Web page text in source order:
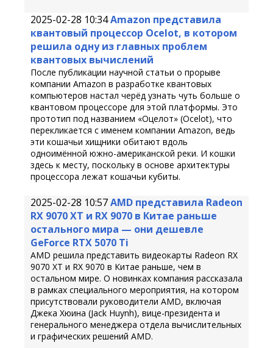
2025-02-28 10:34Amazon представила
квантовый процессор Ocelot, в котором
решила одну из главных проблем
квантовых вычислений
После публикации научной статьи о прорыве
компании Amazon в разработке квантовых
компьютеров настал черёд узнать чуть больше о
квантовом процессоре для этой платформы. Это
прототип под названием «Оцелот» (Ocelot), что
перекликается с именем компании Amazon, ведь
эти кошачьи хищники обитают вдоль
одноимённой южно-американской реки. И кошки
здесь к месту, поскольку в основе архитектуры
процессора лежат кошачьи кубиты.
2025-02-28 10:57AMD представила Radeon
RX 9070 XT и RX 9070 в Китае раньше
остального мира — они дешевле
GeForce RTX 5070 Ti
AMD решила представить видеокарты Radeon RX
9070 XT и RX 9070 в Китае раньше, чем в
остальном мире. О новинках компания рассказала
в рамках специального мероприятия, на котором
присутствовали руководители AMD, включая
Джека Хюина (Jack Huynh), вице-президента и
генерального менеджера отдела вычислительных
и графических решений AMD.